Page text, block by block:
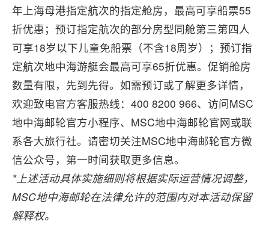
年上海母港指定航次的指定舱房，最高可享船票55
折优惠；预订指定航次的部分房型同舱第三第四人
可享18岁以下儿童免船票（不含18周岁）；预订指
定航次地中海游艇会最高可享65折优惠。促销舱房
数量有限，先到先得。如需预订或了解更多详情，
欢迎致电官方客服热线：400 8200 966、访问MSC
地中海邮轮官方小程序、MSC地中海邮轮官网或联
系各大旅行社。请密切关注MSC地中海邮轮官方微
信公众号，第一时间获取更多信息。
*上述活动具体实施细则将根据实际运营情况调整，
MSC地中海邮轮在法律允许的范围内对本活动保留
解释权。